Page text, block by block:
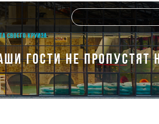
СВОЕГО КРУИЗА
ГОСТИ НЕ ПРОПУСТЯТ